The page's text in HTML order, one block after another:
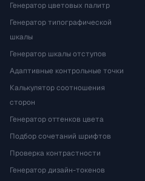
Генератор цветовых палитр
Генератор типографической
шкалы
Генератор шкалы отступов
Адаптивные контрольные точки
Калькулятор соотношения
сторон
Генератор оттенков цвета
Подбор сочетаний шрифтов
Проверка контрастности
Генератор дизайн-токенов